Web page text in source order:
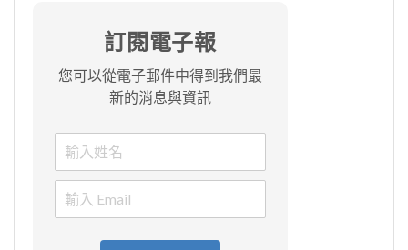
訂閱電子報
您可以從電子郵件中得到我們最
新的消息與資訊